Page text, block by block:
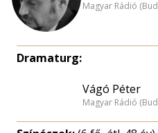
Magyar Rádió
Dramaturg:
Vágó Péter
Magyar Rádió